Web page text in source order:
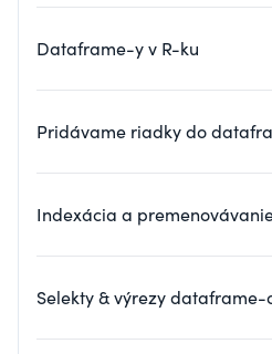
Dataframe-y v R-ku
Pridávame riadky do
Indexácia a
Selekty & výrezy dataframe-